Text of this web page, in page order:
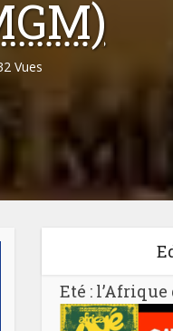
Vues
Eté :